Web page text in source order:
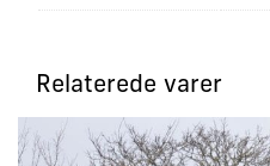
Relaterede varer